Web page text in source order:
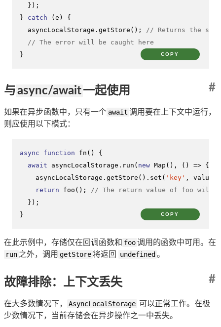
  });
} catch (e) {
  asyncLocalStorage.
getStore ();
// Returns the
// The error will be caught here
}
COPY
与async/await一起使用 #
如果在异步函数中，只有一个 await 调用要在上下文中运行，
则应使用以下模式：
async function fn ( ) {
await asyncLocalStorage. run ( new Map (), () => {
    asyncLocalStorage.
getStore (). set ( 'key' , value);
return
foo ();
// The return value of foo will
  });
}
COPY
在此示例中，存储仅在回调函数和 foo调用的函数中可用。在
run 之外，调用 getStore将返回 undefined 。
故障排除：上下文丢失 #
在大多数情况下， AsyncLocalStorage 可以正常工作。在极
少数情况下，当前存储会在异步操作之一中丢失。